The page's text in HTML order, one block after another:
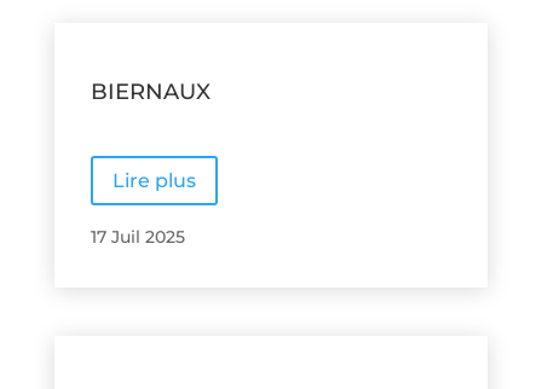
BIERNAUX
Lire plus
17 Juil 2025